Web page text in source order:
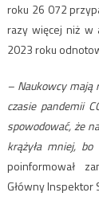
roku 26 072
razy więcej niż w
2023 roku
– Naukowcy mają
czasie pandemii
spowodować, że
krążyła mniej,
poinformował
Główny Inspektor